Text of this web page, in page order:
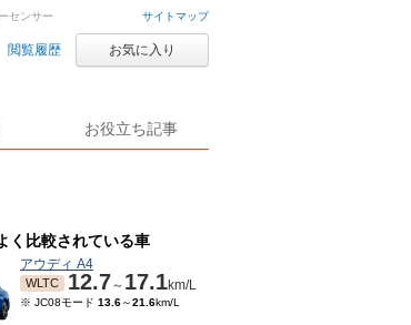
サイトマップ
閲覧履歴 お気に入り
お役立ち記事
センサー
く比較されている車
アウディ A4
WLTC 12.7～ 17.1km/L
※ JC08モード 13.6～21.6km/L